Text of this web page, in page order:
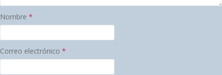
Nombre *
Correo electrónico *